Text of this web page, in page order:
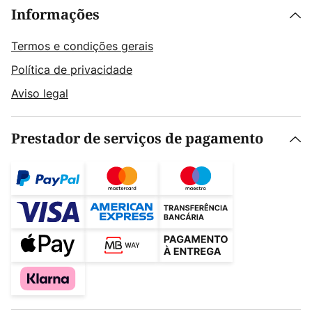
Informações
Termos e condições gerais
Política de privacidade
Aviso legal
Prestador de serviços de pagamento